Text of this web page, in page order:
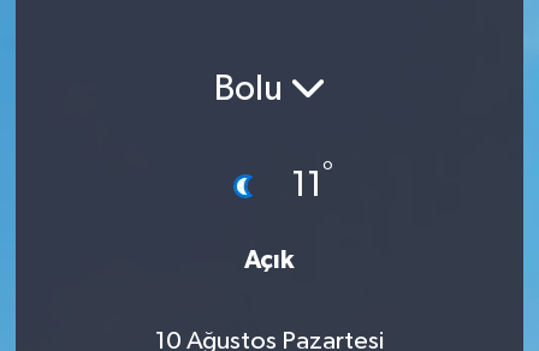
Bolu
11 °
Açık
10 Ağustos Pazartesi